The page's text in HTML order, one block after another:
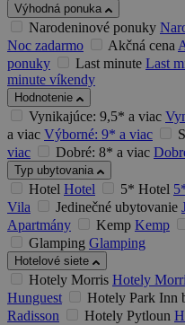
Výhodná ponuka
Narodeninové ponuky
Noc zadarmo
Akčná cena
ponuky
Last minute Last
minute víkendy
Hodnotenie
Vynikajúce: 9,5* a viac
a viac Výborné: 9* a viac
viac
Dobré: 8* a viac
Typ ubytovania
Hotel Hotel 5* Hotel
Vila
Jedinečné ubytovanie
Apartmány
Kemp Kemp
Glamping Glamping
Hotelové siete
Hotely Morris Hotely
Hunguest
Hotely Park Inn
Radisson
Hotely Pytloun